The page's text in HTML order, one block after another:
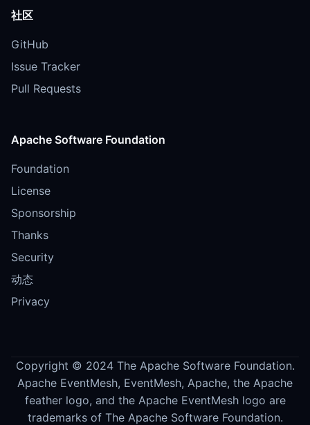
社区
GitHub
Issue Tracker
Pull Requests
Apache Software Foundation
Foundation
License
Sponsorship
Thanks
Security
动态
Privacy
Copyright © 2024 The Apache Software Foundation.
Apache EventMesh, EventMesh, Apache, the Apache
feather logo, and the Apache EventMesh logo are
trademarks of The Apache Software Foundation.